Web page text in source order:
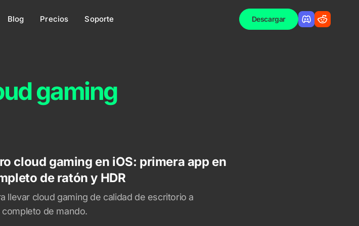
Blog Precios Soporte Descargar
gaming
cloud gaming en iOS: primera app en
de ratón y HDR
llevar cloud gaming de calidad de escritorio a
de mando.